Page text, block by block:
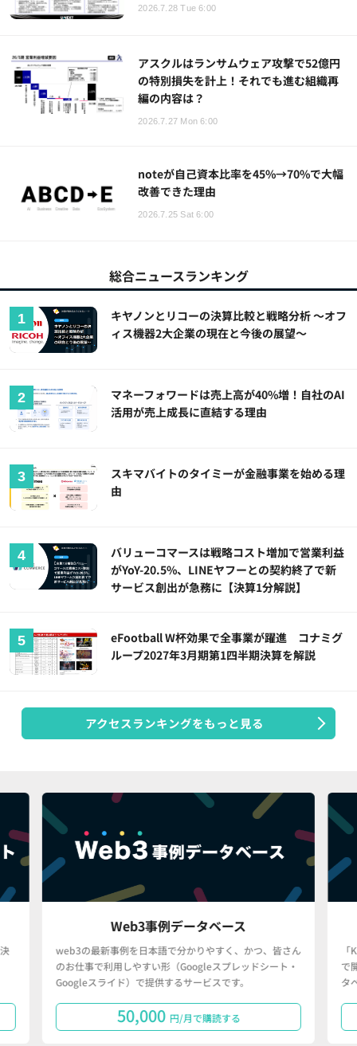
2026.7.28 Tue 6:00
アスクルはランサムウェア攻撃で52億円
の特別損失を計上！それでも進む組織再
編の内容は？
2026.7.27 Mon 6:00
noteが自己資本比率を45%→70%で大幅
改善できた理由
2026.7.25 Sat 6:00
総合ニュースランキング
キヤノンとリコーの決算比較と戦略分析 ～オフ
ィス機器2大企業の現在と今後の展望～
マネーフォワードは売上高が40%増！自社のAI
活用が売上成長に直結する理由
スキマバイトのタイミーが金融事業を始める理
由
バリューコマースは戦略コスト増加で営業利益
がYoY-20.5%、LINEヤフーとの契約終了で新
サービス創出が急務に【決算1分解説】
eFootball W杯効果で全事業が躍進 コナミグ
ループ2027年3月期第1四半期決算を解説
アクセスランキングをもっと見る
Web3事例データベース
web3の最新事例を日本語で分かりやすく、かつ、皆さん
のお仕事で利用しやすい形（Googleスプレッドシート・
Googleスライド）で提供するサービスです。
50,000 円/月で購読する
で
タ